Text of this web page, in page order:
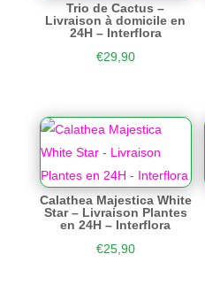
Trio de Cactus –
Livraison à domicile en
24H – Interflora
€29,90
Calathea Majestica White
Star – Livraison Plantes
en 24H – Interflora
€25,90